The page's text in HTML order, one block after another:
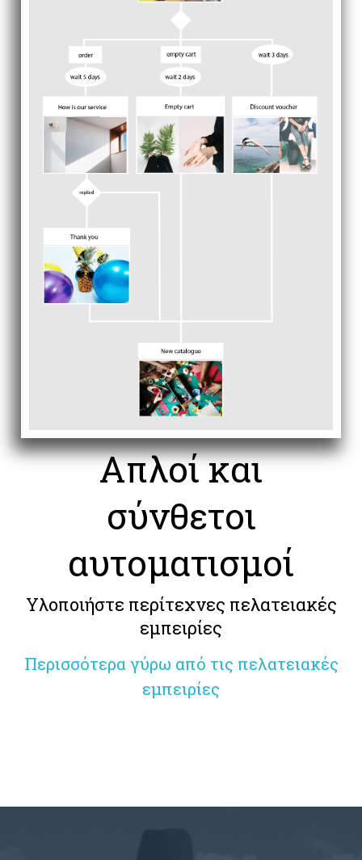
Απλοί και
σύνθετοι
αυτοματισμοί
Υλοποιήστε περίτεχνες πελατειακές
εμπειρίες
Περισσότερα γύρω από τις πελατειακές
εμπειρίες